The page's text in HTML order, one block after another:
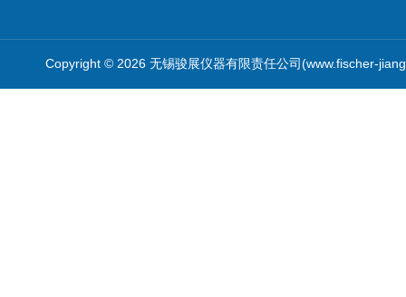
Copyright © 2026 无锡骏展仪器有限责任公司(www.fischer-